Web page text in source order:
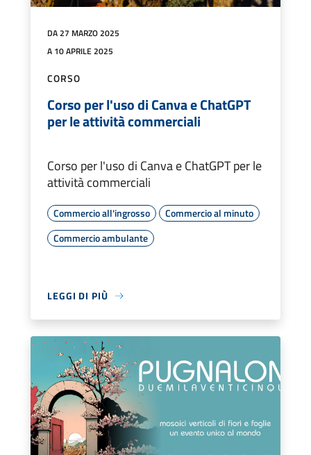
DA 27 MARZO 2025
A 10 APRILE 2025
CORSO
Corso per l'uso di Canva e ChatGPT
per le attività commerciali
Corso per l'uso di Canva e ChatGPT per le
attività commerciali
Commercio all'ingrosso
Commercio al minuto
Commercio ambulante
LEGGI DI PIÙ